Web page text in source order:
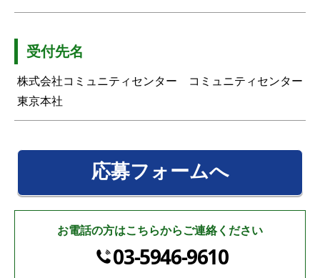
受付先名
株式会社コミュニティセンター コミュニティセンター
東京本社
応募フォームへ
お電話の方はこちらからご連絡ください
03-5946-9610